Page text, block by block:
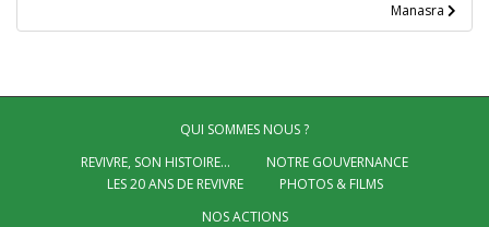
Manasra
QUI SOMMES NOUS ?
REVIVRE, SON HISTOIRE…
NOTRE GOUVERNANCE
LES 20 ANS DE REVIVRE
PHOTOS & FILMS
NOS ACTIONS